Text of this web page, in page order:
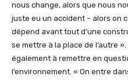
nous change, alors que nous
juste eu un accident – alors on
dépend avant tout d’une
se mettre à la place de l’autre ».
également à remettre en
l’environnement. « On entre